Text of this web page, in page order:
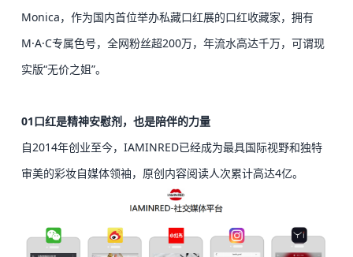
Monica，作为国内首位举办私藏口红展的口红收藏家，拥有
M·A·C专属色号，全网粉丝超200万，年流水高达千万，可谓现
实版“无价之姐”。
01口红是精神安慰剂，也是陪伴的力量
自2014年创业至今，IAMINRED已经成为最具国际视野和独特
审美的彩妆自媒体领袖，原创内容阅读人次累计高达4亿。